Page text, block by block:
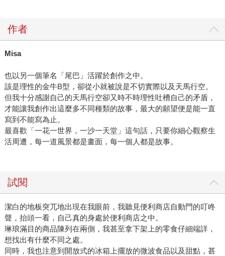
作者
Misa
也以另一個筆名「尾巴」活躍於創作之中。
該是理性的金牛B型，卻從小就被說是不切實際以及天馬行空。
但我十分感謝自己的天馬行空卻又時不時理性吐槽自己的矛盾，
才能讓我創作出這麼多不同種類的故事，最大的願望便是能一直
寫到不能寫為止。
最喜歡「一花一世界，一沙一天堂」這句話，只要你細心觀察生
活周遭，每一道風景都是畫面，每一個人都是故事。
試閱
潔白的地板突兀地出現在我眼前，我聽見便利商店自動門的叮咚
聲，抬頭一看，自己真的身處於便利商店之中。
琳琅滿目的商品陳列在兩側，我甚至拿下架上的零食仔細端詳，
想找出有什麼不同之處。
同時，我也注意到開放式的冰箱上擺放的微波食品以及甜點，甚